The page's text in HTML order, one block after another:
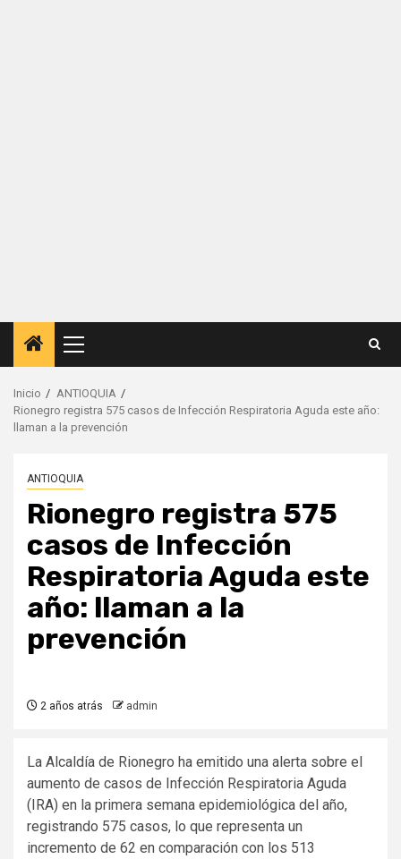
Menú
principal
Inicio
ANTIOQUIA
Rionegro registra 575 casos de Infección Respiratoria Aguda este año:
llaman a la prevención
ANTIOQUIA
Rionegro registra 575
casos de Infección
Respiratoria Aguda este
año: llaman a la
prevención
2 años atrás admin
La Alcaldía de Rionegro ha emitido una alerta sobre el
aumento de casos de Infección Respiratoria Aguda
(IRA) en la primera semana epidemiológica del año,
registrando 575 casos, lo que representa un
incremento de 62 en comparación con los 513